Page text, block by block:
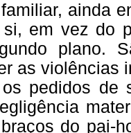
ainda
si, em vez do
plano.
as violências
pedidos de
do pai-